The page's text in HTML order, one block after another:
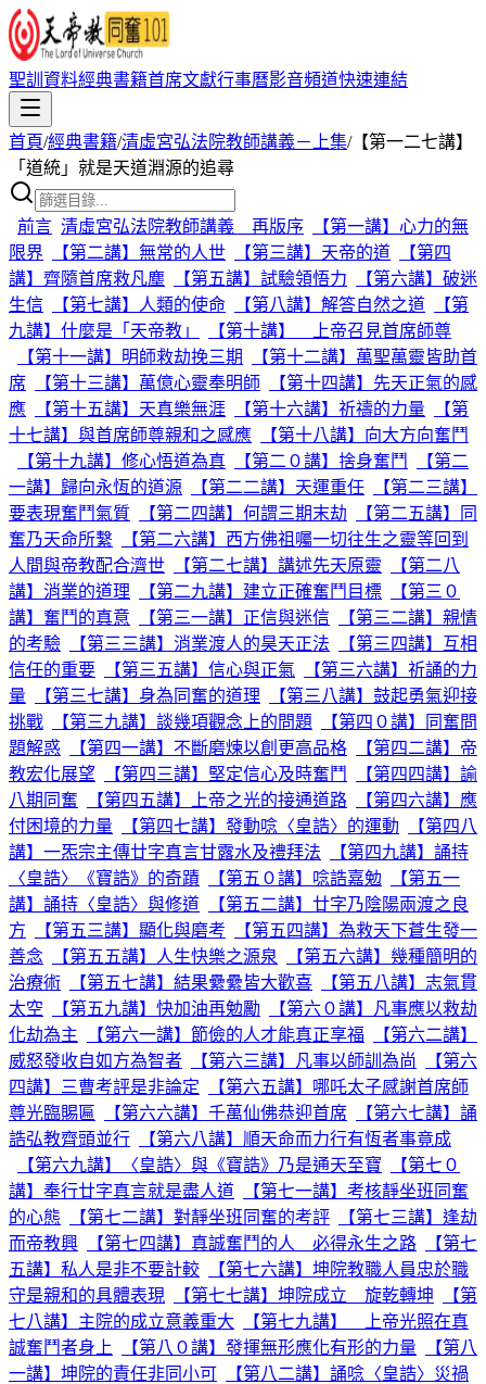
聖訓資料經典書籍首席文獻行事曆影音頻道快速連結
首頁/經典書籍/清虛宮弘法院教師講義－上集/【第一二七講】
「道統」就是天道淵源的追尋
前言 清虛宮弘法院教師講義 再版序
【第一講】心力的無
限界
【第二講】無常的人世 【第三講】天帝的道
【第四
講】齊隨首席救凡塵
【第五講】試驗領悟力
【第六講】破迷
生信
【第七講】人類的使命 【第八講】解答自然之道
【第
九講】什麼是「天帝教」
【第十講】 上帝召見首席師尊
【第十一講】明師救劫挽三期
【第十二講】萬聖萬靈皆助首
席
【第十三講】萬億心靈奉明師
【第十四講】先天正氣的感
應
【第十五講】天真樂無涯 【第十六講】祈禱的力量
【第
十七講】與首席師尊親和之感應
【第十八講】向大方向奮鬥
【第十九講】修心悟道為真
【第二０講】捨身奮鬥
【第二
一講】歸向永恆的道源
【第二二講】天運重任
【第二三講】
要表現奮鬥氣質
【第二四講】何謂三期末劫
【第二五講】同
奮乃天命所繫
【第二六講】西方佛祖囑一切往生之靈等回到
人間與帝教配合濟世
【第二七講】講述先天原靈
【第二八
講】消業的道理
【第二九講】建立正確奮鬥目標
【第三０
講】奮鬥的真意
【第三一講】正信與迷信
【第三二講】親情
的考驗
【第三三講】消業渡人的昊天正法
【第三四講】互相
信任的重要
【第三五講】信心與正氣
【第三六講】祈誦的力
量
【第三七講】身為同奮的道理
【第三八講】鼓起勇氣迎接
挑戰
【第三九講】談幾項觀念上的問題
【第四０講】同奮問
題解惑
【第四一講】不斷磨煉以創更高品格
【第四二講】帝
教宏化展望
【第四三講】堅定信心及時奮鬥
【第四四講】諭
八期同奮
【第四五講】上帝之光的接通道路
【第四六講】應
付困境的力量
【第四七講】發動唸〈皇誥〉的運動
【第四八
講】一炁宗主傳廿字真言甘露水及禮拜法
【第四九講】誦持
〈皇誥〉《寶誥》的奇蹟
【第五０講】唸誥嘉勉
【第五一
講】誦持〈皇誥〉與修道
【第五二講】廿字乃陰陽兩渡之良
方
【第五三講】顯化與磨考
【第五四講】為救天下蒼生發一
善念
【第五五講】人生快樂之源泉
【第五六講】幾種簡明的
治療術
【第五七講】結果纍纍皆大歡喜
【第五八講】志氣貫
太空
【第五九講】快加油再勉勵
【第六０講】凡事應以救劫
化劫為主
【第六一講】節儉的人才能真正享福
【第六二講】
威怒發收自如方為智者
【第六三講】凡事以師訓為尚
【第六
四講】三曹考評是非論定
【第六五講】哪吒太子感謝首席師
尊光臨賜匾
【第六六講】千萬仙佛恭迎首席
【第六七講】誦
誥弘教齊頭並行
【第六八講】順天命而力行有恆者事竟成
【第六九講】〈皇誥〉與《寶誥》乃是通天至寶
【第七０
講】奉行廿字真言就是盡人道
【第七一講】考核靜坐班同奮
的心態
【第七二講】對靜坐班同奮的考評
【第七三講】逢劫
而帝教興
【第七四講】真誠奮鬥的人 必得永生之路
【第七
五講】私人是非不要計較
【第七六講】坤院教職人員忠於職
守是親和的具體表現
【第七七講】坤院成立 旋乾轉坤
【第
七八講】主院的成立意義重大
【第七九講】 上帝光照在真
誠奮鬥者身上
【第八０講】發揮無形應化有形的力量
【第八
一講】坤院的責任非同小可
【第八二講】誦唸〈皇誥〉災禍